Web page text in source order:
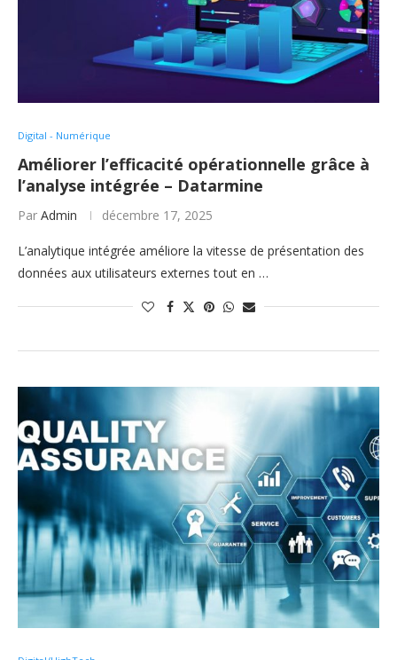
Digital - Numérique
Améliorer l’efficacité opérationnelle grâce à
l’analyse intégrée – Datarmine
Par Admin décembre 17, 2025
L’analytique intégrée améliore la vitesse de présentation des
données aux utilisateurs externes tout en …